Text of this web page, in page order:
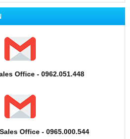
Office - 0962.051.448
Office - 0965.000.544